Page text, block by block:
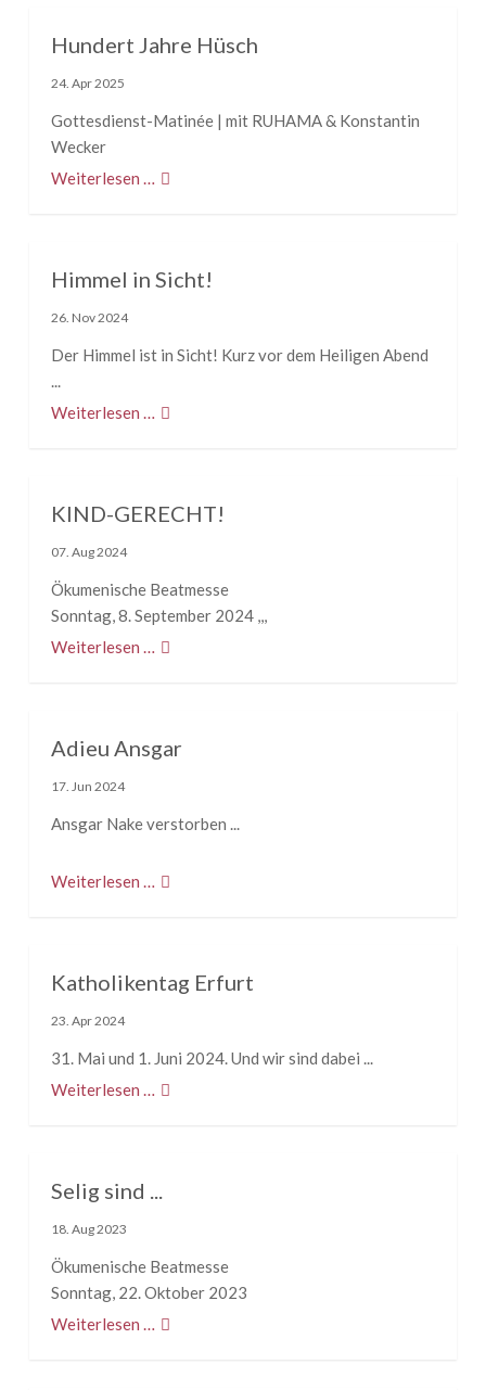
Hundert Jahre Hüsch
24. Apr 2025
Gottesdienst-Matinée | mit RUHAMA & Konstantin
Wecker
Weiterlesen …
Himmel in Sicht!
26. Nov 2024
Der Himmel ist in Sicht! Kurz vor dem Heiligen Abend
...
Weiterlesen …
KIND-GERECHT!
07. Aug 2024
Ökumenische Beatmesse
Sonntag, 8. September 2024 ,,,
Weiterlesen …
Adieu Ansgar
17. Jun 2024
Ansgar Nake verstorben ...
Weiterlesen …
Katholikentag Erfurt
23. Apr 2024
31. Mai und 1. Juni 2024. Und wir sind dabei ...
Weiterlesen …
Selig sind ...
18. Aug 2023
Ökumenische Beatmesse
Sonntag, 22. Oktober 2023
Weiterlesen …